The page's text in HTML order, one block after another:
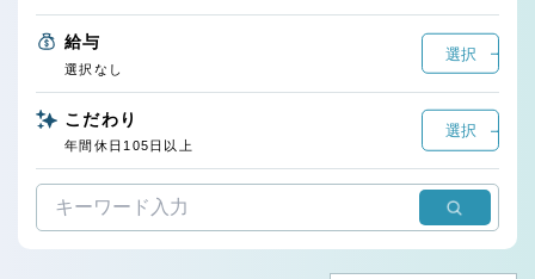
給与
選択
選択なし
こだわり
選択
年間休日105日以上